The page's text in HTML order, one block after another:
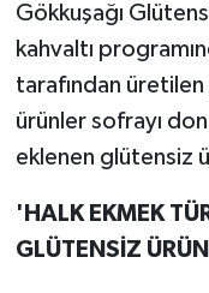
Gökkuşağı
kahvaltı
tarafından üretilen
ürünler sofrayı
eklenen glütensiz
'HALK EKMEK
GLÜTENSİZ